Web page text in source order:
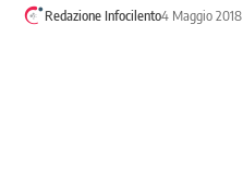
Redazione Infocilento4 Maggio 2018